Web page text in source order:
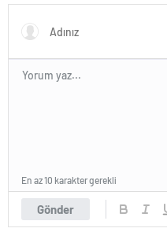
Four’un hayalini kuruyorduk!
Gönder
En az 10 karakter gerekli